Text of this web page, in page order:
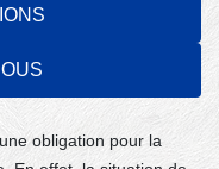
de travaux de
Sur Marne
obligation pour la